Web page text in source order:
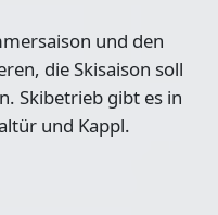
und den
dieSkisaison soll
Skibetrieb gibt es in
und Kappl.